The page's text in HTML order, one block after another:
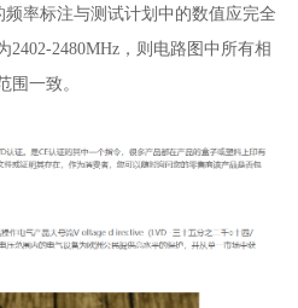
频率标注与测试计划中的数值应完全
2402-2480MHz，则电路图中所有相
围一致。